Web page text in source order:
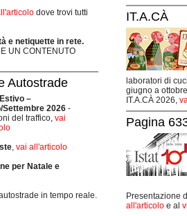
dove trovi tutti
e netiquette in rete.
UN CONTENUTO
Autostrade
–
Settembre 2026 -
del traffico, vai
, vai all'articolo
per Natale e
in tempo reale.
IT.A.CÀ
laboratori di
giugno a
IT.A.CÀ 2026,
Pagina
Presentazione
all'articolo e al